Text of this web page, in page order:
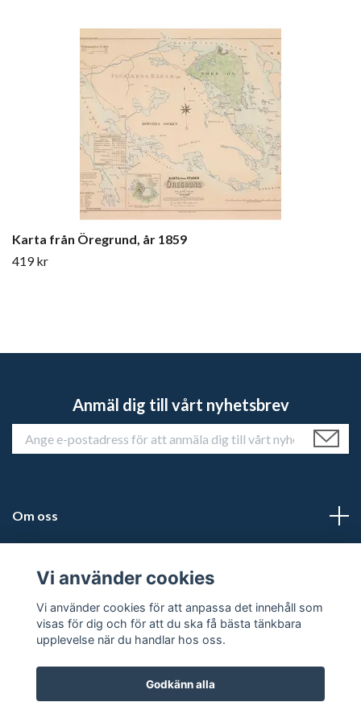
Karta från Öregrund, år 1859
419 kr
Anmäl dig till vårt nyhetsbrev
Om oss
Läs mer
Vi använder cookies
Vi använder cookies för att anpassa det innehåll som
visas för dig och för att du ska få bästa tänkbara
upplevelse när du handlar hos oss.
Godkänn alla